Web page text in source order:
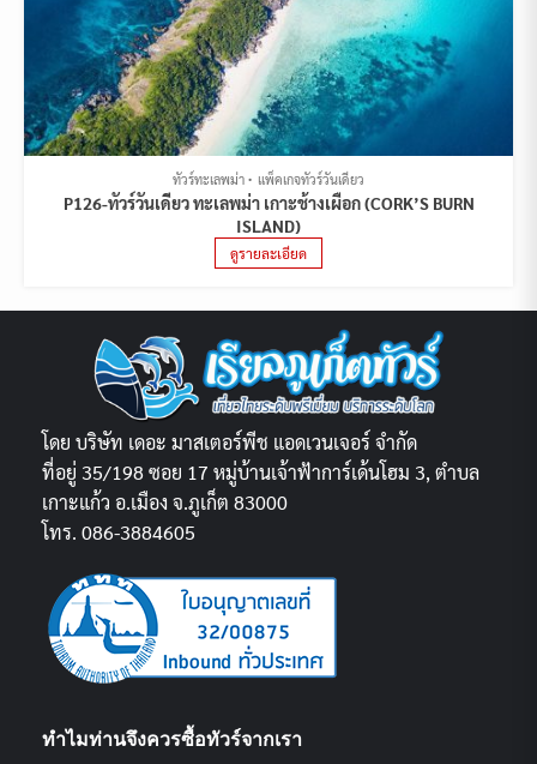
ทัวร์ทะเลพม่า แพ็คเกจทัวร์วันเดียว
P126-ทัวร์วันเดียว ทะเลพม่า เกาะช้างเผือก (CORK’S BURN
ISLAND)
ดูรายละเอียด
โดย บริษัท เดอะ มาสเตอร์พีช แอดเวนเจอร์ จำกัด
ที่อยู่ 35/198 ซอย 17 หมู่บ้านเจ้าฟ้าการ์เด้นโฮม 3, ตำบล
เกาะแก้ว อ.เมือง จ.ภูเก็ต 83000
โทร. 086-3884605
ทำไมท่านจึงควรซื้อทัวร์จากเรา